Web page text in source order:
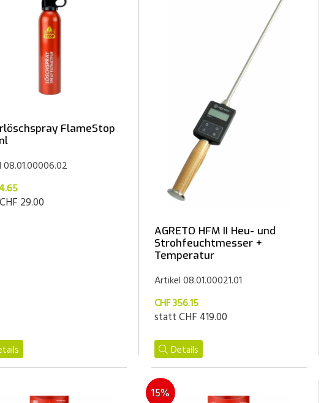
FlameStop
CHF 29.00
AGRETO HFM II Heu- und
Strohfeuchtmesser +
Temperatur
Artikel 08.01.00021.01
CHF 356.15
stattCHF 419.00
Details
15%